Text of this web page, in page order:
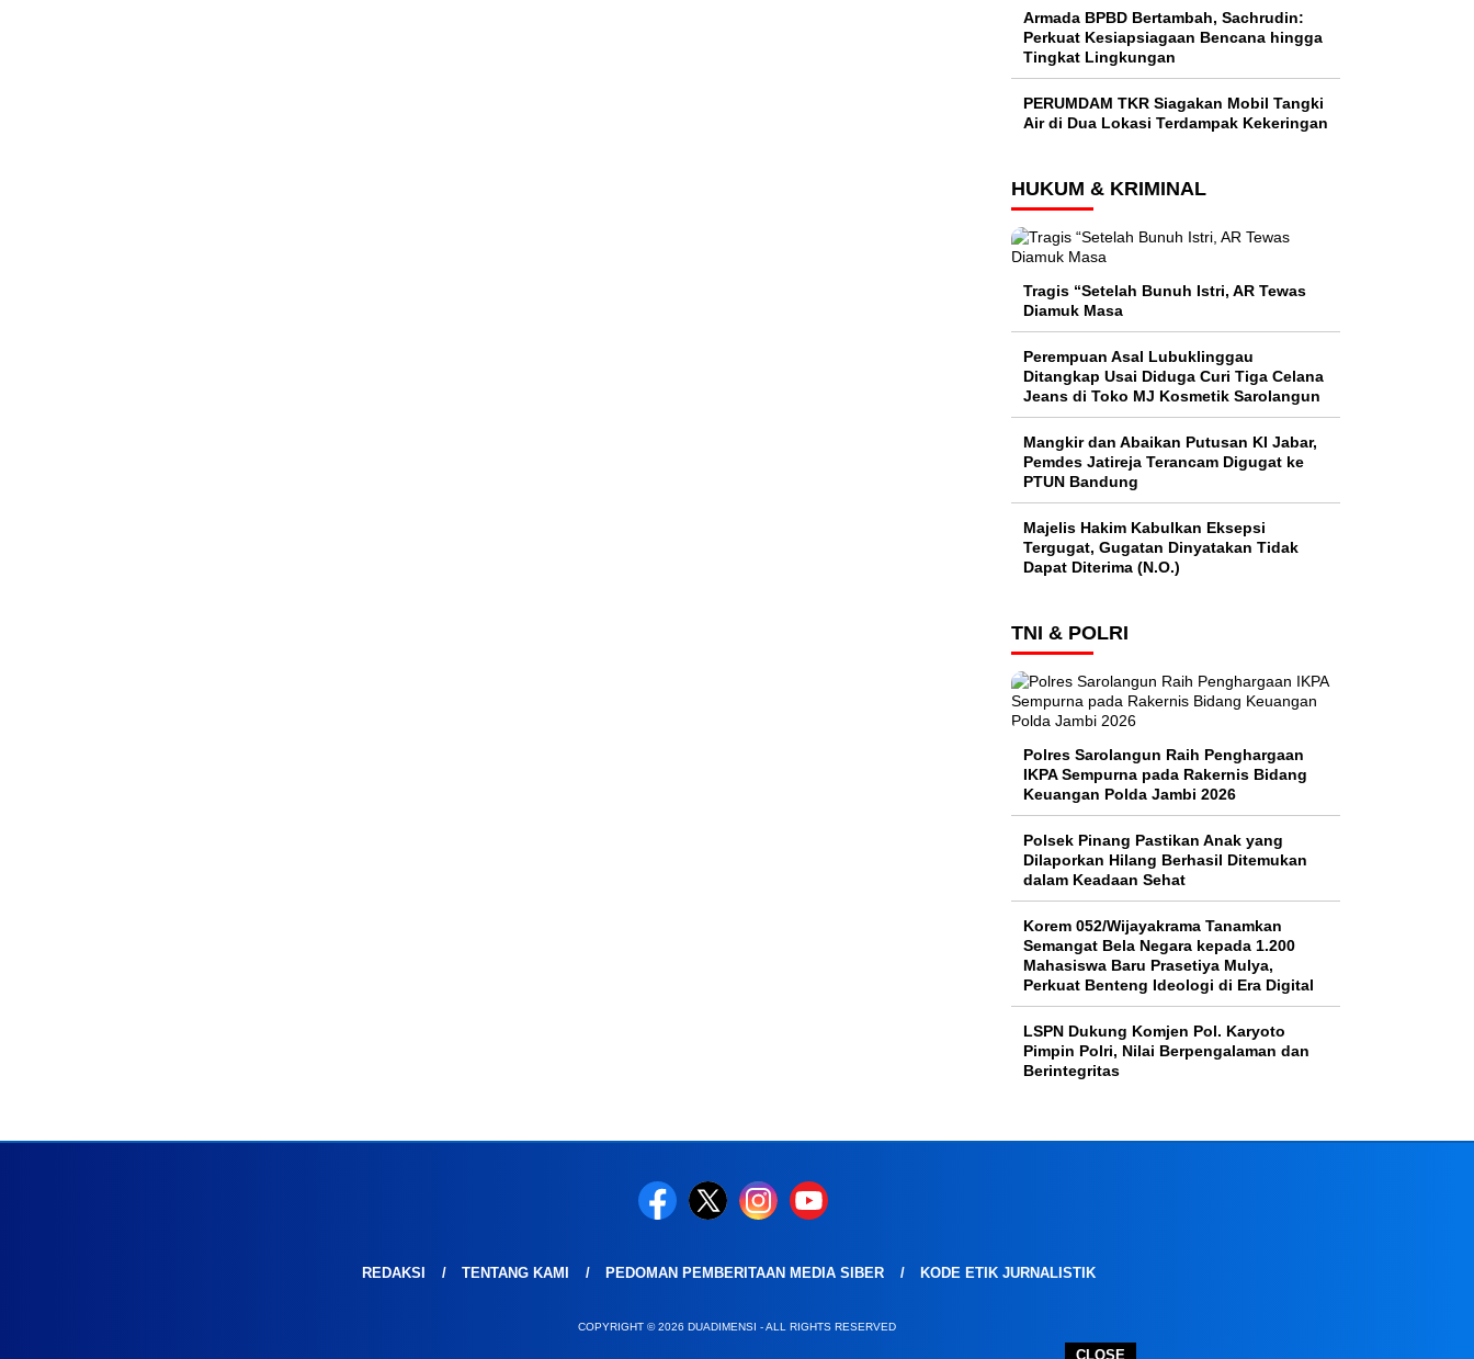
CLOSE
Armada BPBD Bertambah, Sachrudin:
Perkuat Kesiapsiagaan Bencana hingga
Tingkat Lingkungan
PERUMDAM TKR Siagakan Mobil Tangki
Air di Dua Lokasi Terdampak Kekeringan
HUKUM & KRIMINAL
Tragis “Setelah Bunuh Istri, AR Tewas
Diamuk Masa
Perempuan Asal Lubuklinggau
Ditangkap Usai Diduga Curi Tiga Celana
Jeans di Toko MJ Kosmetik Sarolangun
Mangkir dan Abaikan Putusan KI Jabar,
Pemdes Jatireja Terancam Digugat ke
PTUN Bandung
Majelis Hakim Kabulkan Eksepsi
Tergugat, Gugatan Dinyatakan Tidak
Dapat Diterima (N.O.)
TNI & POLRI
Polres Sarolangun Raih Penghargaan
IKPA Sempurna pada Rakernis Bidang
Keuangan Polda Jambi 2026
Polsek Pinang Pastikan Anak yang
Dilaporkan Hilang Berhasil Ditemukan
dalam Keadaan Sehat
Korem 052/Wijayakrama Tanamkan
Semangat Bela Negara kepada 1.200
Mahasiswa Baru Prasetiya Mulya,
Perkuat Benteng Ideologi di Era Digital
LSPN Dukung Komjen Pol. Karyoto
Pimpin Polri, Nilai Berpengalaman dan
Berintegritas
REDAKSI TENTANG KAMI PEDOMAN PEMBERITAAN MEDIA SIBER KODE ETIK JURNALISTIK
COPYRIGHT © 2026 DUADIMENSI - ALL RIGHTS RESERVED